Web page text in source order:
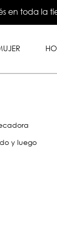
en
en toda la
sin interés
a
y GBA
y luego